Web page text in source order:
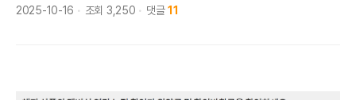
2025-10-16
조회 3,250 댓글 11